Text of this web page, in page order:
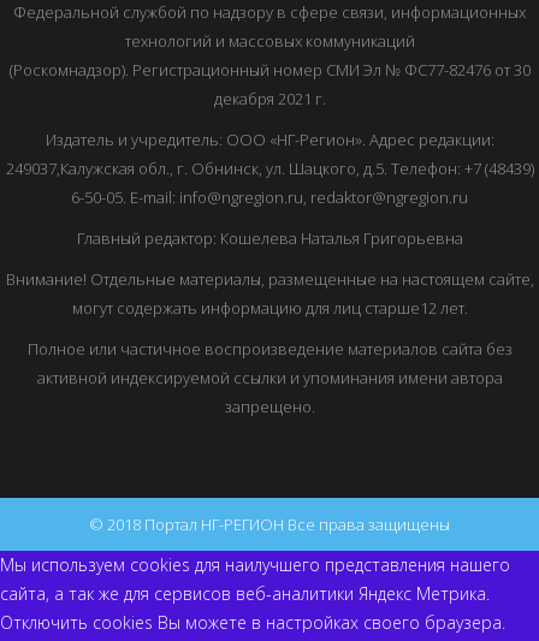
Федеральной службой по надзору в сфере связи, информационных
технологий и массовых коммуникаций
(Роскомнадзор). Регистрационный номер СМИ Эл № ФС77-82476 от 30
декабря 2021 г.
Издатель и учредитель: ООО «НГ-Регион». Адрес редакции:
249037,Калужская обл., г. Обнинск, ул. Шацкого, д.5. Телефон: +7 (48439)
6-50-05. E-mail: info@ngregion.ru, redaktor@ngregion.ru
Главный редактор: Кошелева Наталья Григорьевна
Внимание! Отдельные материалы, размещенные на настоящем сайте,
могут содержать информацию для лиц старше12 лет.
Полное или частичное воспроизведение материалов сайта без
активной индексируемой ссылки и упоминания имени автора
запрещено.
© 2018 Портал НГ-РЕГИОН Все права защищены
Мы используем cookies для наилучшего представления нашего
сайта, а так же для сервисов веб-аналитики Яндекс Метрика.
Отключить cookies Вы можете в настройках своего браузера.